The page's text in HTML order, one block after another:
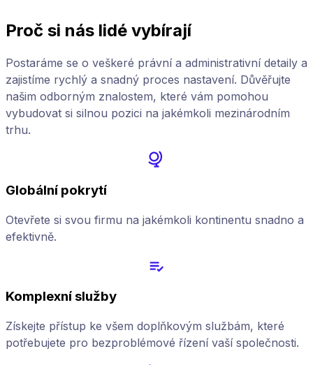
Proč si nás lidé vybírají
Postaráme se o veškeré právní a administrativní detaily a
zajistíme rychlý a snadný proces nastavení. Důvěřujte
našim odborným znalostem, které vám pomohou
vybudovat si silnou pozici na jakémkoli mezinárodním
trhu.
Globální pokrytí
Otevřete si svou firmu na jakémkoli kontinentu snadno a
efektivně.
Komplexní služby
Získejte přístup ke všem doplňkovým službám, které
potřebujete pro bezproblémové řízení vaší společnosti.